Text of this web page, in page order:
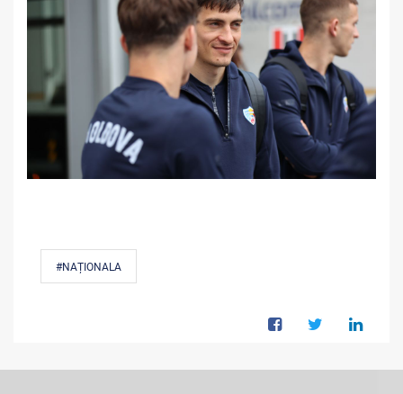
#NAȚIONALA